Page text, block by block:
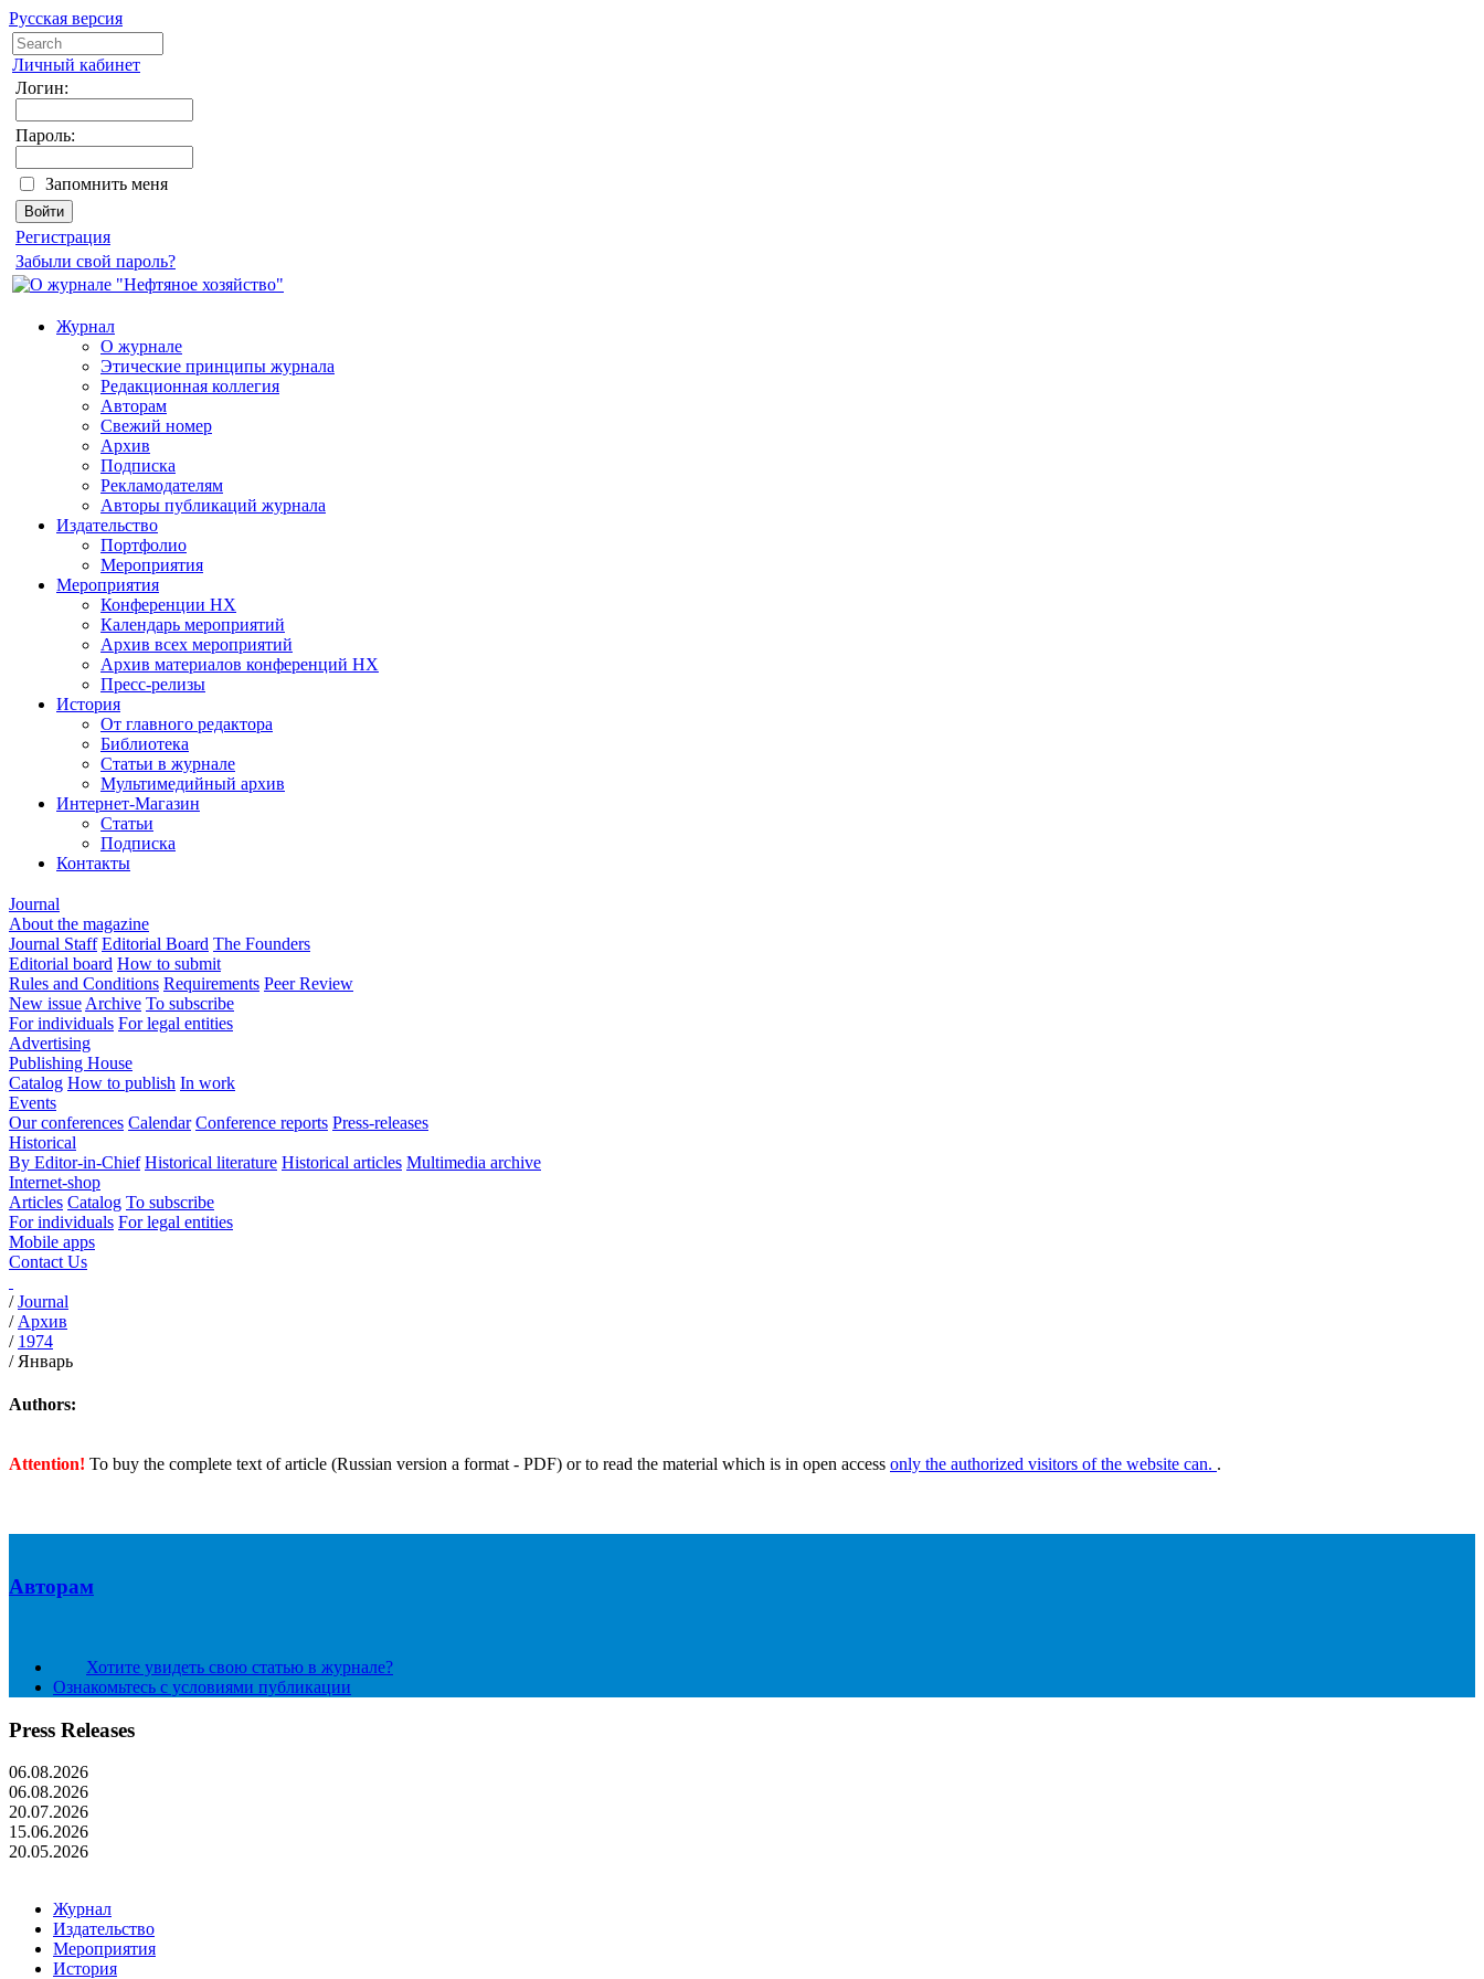
Русская версия
Личный кабинет
Логин:
Пароль:
Запомнить меня
Регистрация
Забыли свой пароль?
Журнал
О журнале
Этические принципы журнала
Редакционная коллегия
Авторам
Свежий номер
Архив
Подписка
Рекламодателям
Авторы публикаций журнала
Издательство
Портфолио
Мероприятия
Мероприятия
Конференции НХ
Календарь мероприятий
Архив всех мероприятий
Архив материалов конференций НХ
Пресс-релизы
История
От главного редактора
Библиотека
Статьи в журнале
Мультимедийный архив
Интернет-Магазин
Статьи
Подписка
Контакты
Journal
About the magazine
Journal Staff Editorial Board The Founders
Editorial board How to submit
Rules and Conditions Requirements Peer Review
New issue Archive To subscribe
For individuals For legal entities
Advertising
Publishing House
Catalog How to publish In work
Events
Our conferences Calendar Conference reports Press-releases
Historical
By Editor-in-Chief Historical literature Historical articles Multimedia archive
Internet-shop
Articles Catalog To subscribe
For individuals For legal entities
Mobile apps
Contact Us
/Journal
/ Архив
/ 1974
/ Январь
Authors:
Attention! To buy the complete text of article (Russian version a format - PDF) or to read the material which is in open access only the authorized visitors of the website can. .
Авторам
Хотите увидеть свою статью в журнале?
Ознакомьтесь с условиями публикации
Press Releases
06.08.2026
06.08.2026
20.07.2026
15.06.2026
20.05.2026
Журнал
Издательство
Мероприятия
История